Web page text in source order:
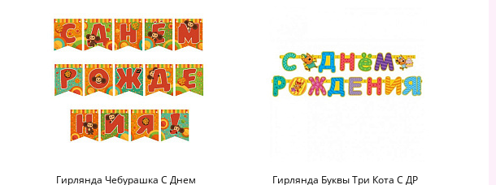
Гирлянда Чебурашка С Днем
Гирлянда Буквы Три Кота С ДР